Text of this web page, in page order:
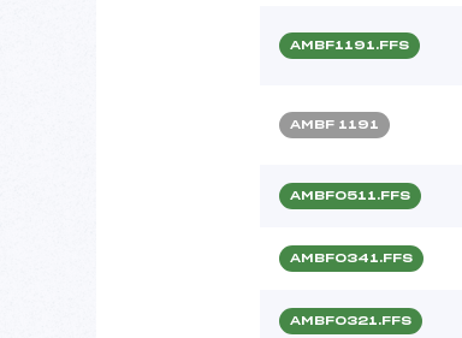
AMBF1191.FFS
AMBF 1191
AMBF0511.FFS
AMBF0341.FFS
AMBF0321.FFS